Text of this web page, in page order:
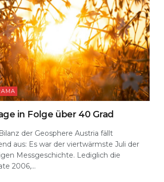
in Folge über 40 Grad
der Geosphere Austria fällt
aus: Es war der viertwärmste Juli der
Messgeschichte. Lediglich die
2006,...